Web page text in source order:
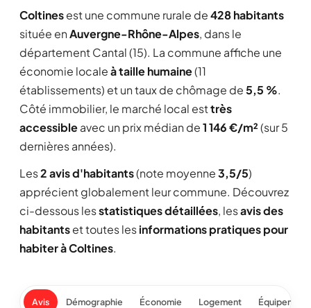
Coltinesest une commune rurale de428 habitants
située enAuvergne-Rhône-Alpes, dans le
département Cantal (15). La commune affiche une
économie localeà taille humaine(11
établissements) et un taux de chômage de5,5 %.
Côté immobilier, le marché local esttrès
accessibleavec un prix médian de1 146 €/m²(sur 5
dernières années).
Les2 avis d'habitants(note moyenne3,5/5)
apprécient globalement leur commune. Découvrez
ci-dessous lesstatistiques détaillées, lesavis des
habitantset toutes lesinformations pratiques pour
habiter à Coltines.
Avis Démographie Économie Logement